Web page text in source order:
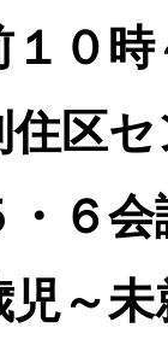
時
区
未